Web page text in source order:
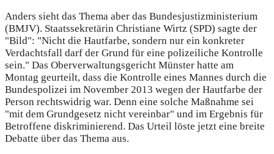
Anders sieht das Thema aber das Bundesjustizministerium
(BMJV). Staatssekretärin Christiane Wirtz (SPD) sagte der
"Bild": "Nicht die Hautfarbe, sondern nur ein konkreter
Verdachtsfall darf der Grund für eine polizeiliche Kontrolle
sein." Das Oberverwaltungsgericht Münster hatte am
Montag geurteilt, dass die Kontrolle eines Mannes durch die
Bundespolizei im November 2013 wegen der Hautfarbe der
Person rechtswidrig war. Denn eine solche Maßnahme sei
"mit dem Grundgesetz nicht vereinbar" und im Ergebnis für
Betroffene diskriminierend. Das Urteil löste jetzt eine breite
Debatte über das Thema aus.